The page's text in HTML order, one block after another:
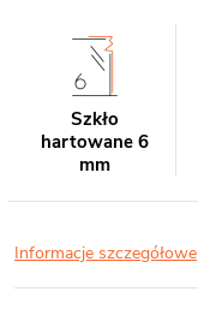
Szkło
hartowane 6
mm
Informacje szczegółowe